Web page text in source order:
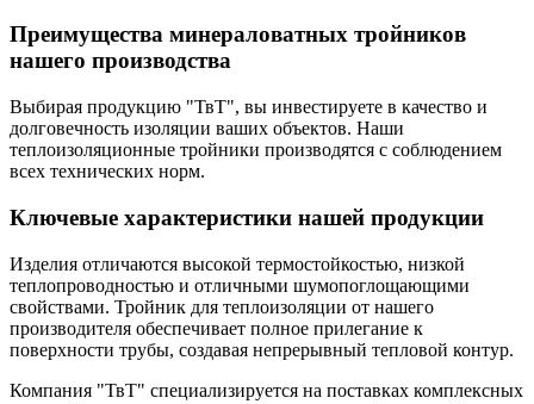
Преимущества минераловатных тройников
нашего производства
Выбирая продукцию "ТвТ", вы инвестируете в качество и
долговечность изоляции ваших объектов. Наши
теплоизоляционные тройники производятся с соблюдением
всех технических норм.
Ключевые характеристики нашей продукции
Изделия отличаются высокой термостойкостью, низкой
теплопроводностью и отличными шумопоглощающими
свойствами. Тройник для теплоизоляции от нашего
производителя обеспечивает полное прилегание к
поверхности трубы, создавая непрерывный тепловой контур.
Компания "ТвТ" специализируется на поставках комплексных